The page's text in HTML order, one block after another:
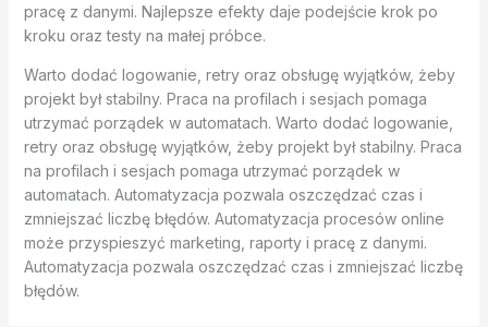
pracę z danymi. Najlepsze efekty daje podejście krok po
kroku oraz testy na małej próbce.
Warto dodać logowanie, retry oraz obsługę wyjątków, żeby
projekt był stabilny. Praca na profilach i sesjach pomaga
utrzymać porządek w automatach. Warto dodać logowanie,
retry oraz obsługę wyjątków, żeby projekt był stabilny. Praca
na profilach i sesjach pomaga utrzymać porządek w
automatach. Automatyzacja pozwala oszczędzać czas i
zmniejszać liczbę błędów. Automatyzacja procesów online
może przyspieszyć marketing, raporty i pracę z danymi.
Automatyzacja pozwala oszczędzać czas i zmniejszać liczbę
błędów.